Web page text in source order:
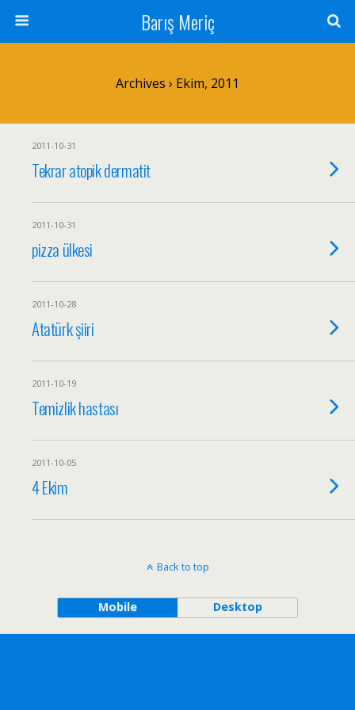
Barış Meriç
Archives › Ekim, 2011
2011-10-31
Tekrar atopik dermatit
2011-10-31
pizza ülkesi
2011-10-28
Atatürk şiiri
2011-10-19
Temizlik hastası
2011-10-05
4 Ekim
Back to top
Mobile Desktop